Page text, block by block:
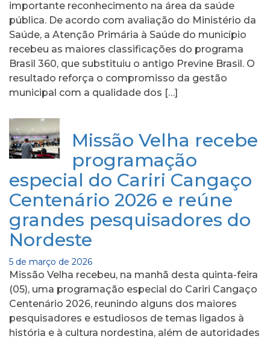
importante reconhecimento na área da saúde
pública. De acordo com avaliação do Ministério da
Saúde, a Atenção Primária à Saúde do município
recebeu as maiores classificações do programa
Brasil 360, que substituiu o antigo Previne Brasil. O
resultado reforça o compromisso da gestão
municipal com a qualidade dos […]
Missão Velha recebe
programação
especial do Cariri Cangaço
Centenário 2026 e reúne
grandes pesquisadores do
Nordeste
5 de março de 2026
Missão Velha recebeu, na manhã desta quinta-feira
(05), uma programação especial do Cariri Cangaço
Centenário 2026, reunindo alguns dos maiores
pesquisadores e estudiosos de temas ligados à
história e à cultura nordestina, além de autoridades